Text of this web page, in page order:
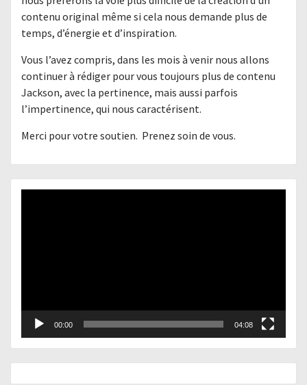
contenu original même si cela nous demande plus de
temps, d’énergie et d’inspiration.
Vous l’avez compris, dans les mois à venir nous allons
continuer à rédiger pour vous toujours plus de contenu
Jackson, avec la pertinence, mais aussi parfois
l’impertinence, qui nous caractérisent.
Merci pour votre soutien. Prenez soin de vous.
00:00 04:08